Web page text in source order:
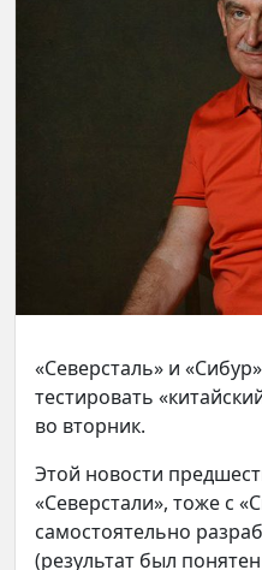
«Северсталь» и
тестировать
во вторник.
Этой новости
«Северстали», тоже с
самостоятельно
(результат был